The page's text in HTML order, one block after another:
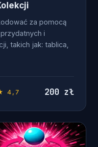
za pomocą
i
takich jak: tablica,
4,7 200 zł